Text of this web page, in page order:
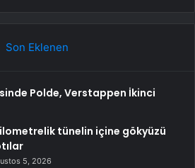
Son Eklenen
Polde, Verstappen İkinci
tünelin içine gökyüzü
5, 2026